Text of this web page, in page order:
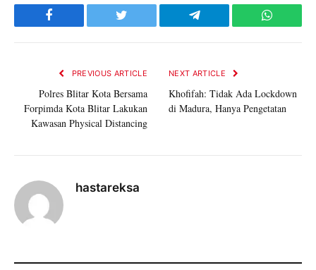
Facebook Twitter Telegram
PREVIOUS ARTICLE
Polres Blitar Kota Bersama
Forpimda Kota Blitar Lakukan
Kawasan Physical Distancing
NEXT ARTICLE
Khofifah: Tidak Ada Lockdown
di Madura, Hanya Pengetatan
hastareksa